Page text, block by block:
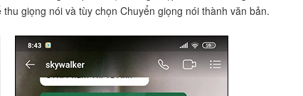
giọng nói và tùy chọn Chuyển giọng nói thành văn bản.